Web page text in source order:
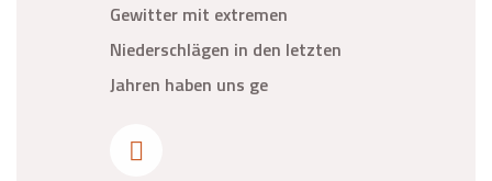
Gewitter mit extremen
Niederschlägen in den letzten
Jahren haben uns ge